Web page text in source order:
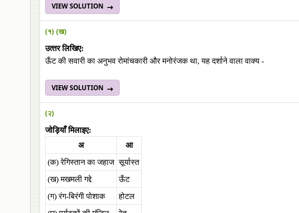
VIEW SOLUTION
(१) (ख)
उत्‍तर लिखिए:
ऊँट की सवारी का अनुभव रोमांचकारी और मनोरंजक था, यह दर्शाने वाला वाक्‍य -
VIEW SOLUTION
(२)
जोड़ियाँ मिलाइए:
अ
आ
(क) रेगिस्‍तान का जहाज सूर्यास्‍त
(ख) मखमली गद्दे
ऊँट
(ग) रंग-बिरंगी पोशाक
होटल